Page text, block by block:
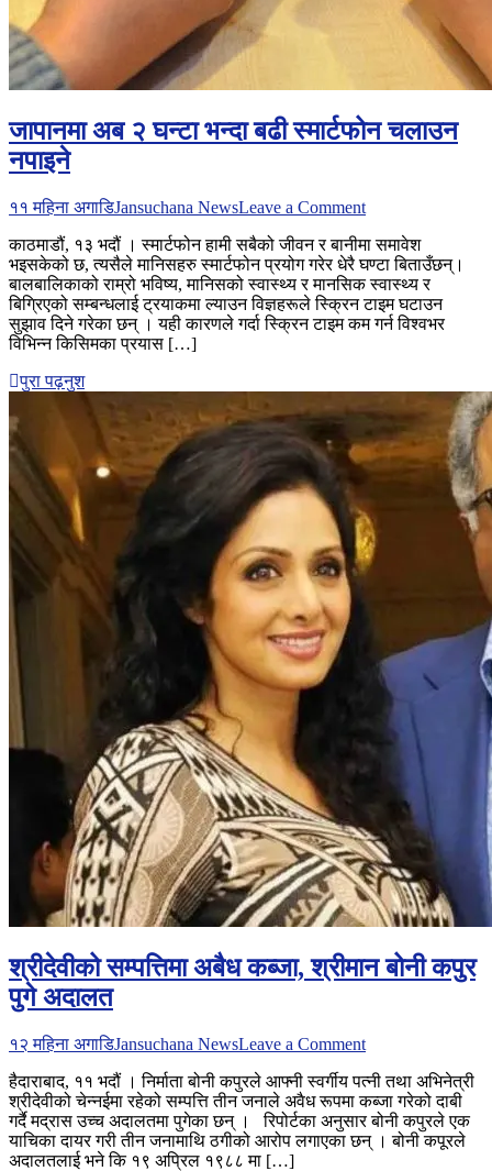
जापानमा अब २ घन्टा भन्दा बढी स्मार्टफोन चलाउन
नपाइने
११ महिना अगाडिJansuchana NewsLeave a Commenton
अब
२
घन्टा
भन्दा
बढी
काठमाडौं, १३ भदौं । स्मार्टफोन हामी सबैको जीवन र बानीमा समावेश
भइसकेको छ, त्यसैले मानिसहरु स्मार्टफोन प्रयोग गरेर धेरै घण्टा बिताउँछन्।
बालबालिकाको राम्रो भविष्य, मानिसको स्वास्थ्य र मानसिक स्वास्थ्य र
बिग्रिएको सम्बन्धलाई ट्रयाकमा ल्याउन विज्ञहरूले स्क्रिन टाइम घटाउन
सुझाव दिने गरेका छन् । यही कारणले गर्दा स्क्रिन टाइम कम गर्न विश्वभर
विभिन्न किसिमका प्रयास […]
पुरा पढ़नुश
श्रीदेवीको सम्पत्तिमा अबैध कब्जा, श्रीमान बोनी कपुर
पुगे अदालत
१२ महिना अगाडिJansuchana NewsLeave a Commenton
सम्पत्तिमा
अबैध
कब्जा,
श्रीमान
हैदाराबाद, ११ भदौं । निर्माता बोनी कपुरले आफ्नी स्वर्गीय पत्नी तथा अभिनेत्री
श्रीदेवीको चेन्नईमा रहेको सम्पत्ति तीन जनाले अवैध रूपमा कब्जा गरेको दाबी
गर्दै मद्रास उच्च अदालतमा पुगेका छन् । रिपोर्टका अनुसार बोनी कपुरले एक
याचिका दायर गरी तीन जनामाथि ठगीको आरोप लगाएका छन् । बोनी कपूरले
अदालतलाई भने कि १९ अप्रिल १९८८ मा […]